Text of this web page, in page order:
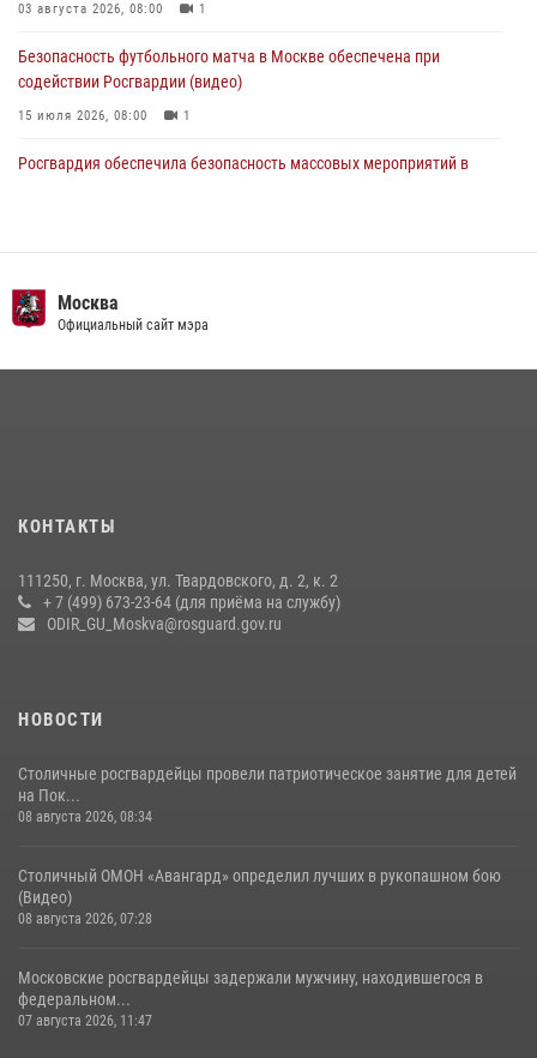
03 августа 2026, 08:00 1
Безопасность футбольного матча в Москве обеспечена при
содействии Росгвардии (видео)
15 июля 2026, 08:00 1
Росгвардия обеспечила безопасность массовых мероприятий в
чемпионат по самбо (виео)
15 июля 2026, 14:00 8
матче в Москве обеспечила Росгвардия (видео)
Росгвардецы проверили места массового пребывания молодежи в
Москва
Официальный сайт мэра
КОНТАКТЫ
111250, г. Москва, ул. Твардовского, д. 2, к. 2
+ 7 (499) 673-23-64 (для приёма на службу)
ODIR_GU_Moskva@rosguard.gov.ru
НОВОСТИ
Столичные росгвардейцы провели патриотическое занятие для детей
на Пок...
08 августа 2026, 08:34
Столичный ОМОН «Авангард» определил лучших в рукопашном бою
(Видео)
08 августа 2026, 07:28
Московские росгвардейцы задержали мужчину, находившегося в
федеральном...
07 августа 2026, 11:47